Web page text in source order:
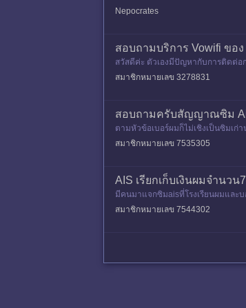
ราตอนนั้นเป็น VoWi
Nepocrates
สอบถามบริการ Vowifi ของ
สวัสดีค่ะ ตัวเองมีปัญหากับการติดต่
อ หรือ กดเล
สมาชิกหมายเลข 3278831
สอบถามครับสัญญาณซิม
ตามหัวข้อเบอร์ผมก็ไม่เชิงเป็นซิมเก่
สมาชิกหมายเลข 7535305
AIS เรียกเก็บเงินผมจำนวน
มีคนมาแจกซิมaisที่โรงเรียนผมและ
ชีจำกัดส่จดหมายมาให้แล้วให้ผม
สมาชิกหมายเลข 7544302